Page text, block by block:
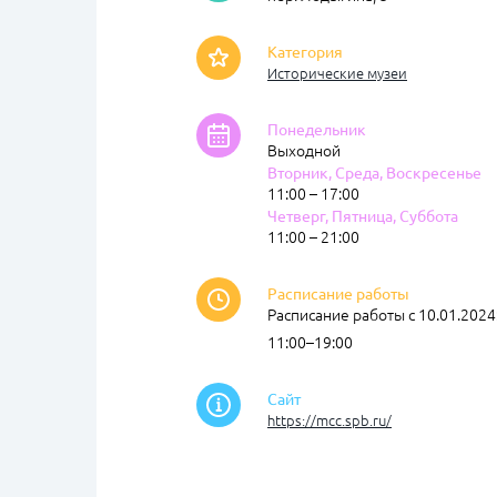
Категория
Исторические музеи
Понедельник
Выходной
Вторник, Среда, Воскресенье
11:00 – 17:00
Четверг, Пятница, Суббота
11:00 – 21:00
Расписание работы
Расписание работы с
11:00–19:00
Сайт
https://mcc.spb.ru/